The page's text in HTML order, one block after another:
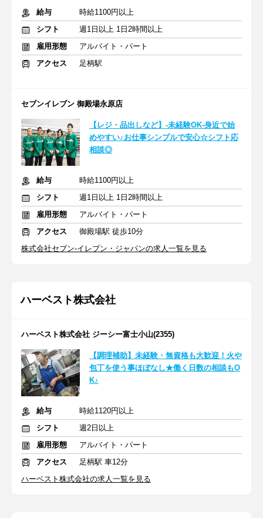
給与
時給1100円以上
シフト
週1日以上 1日2時間以上
雇用形態
アルバイト・パート
アクセス
足柄駅
セブンイレブン 御殿場永原店
【レジ・品出しなど】-未経験OK-身近で始
めやすい♪お仕事シンプルで安心☆シフト応
相談◎
給与
時給1100円以上
シフト
週1日以上 1日2時間以上
雇用形態
アルバイト・パート
アクセス
御殿場駅 徒歩10分
株式会社セブン-イレブン・ジャパンの求人一覧を見る
ハーベスト株式会社
ハーベスト株式会社 ジーシー富士小山(2355)
【調理補助】未経験・無資格も大歓迎！火や
包丁を使う事ほぼなし★働く日数の相談もO
K♪
給与
時給1120円以上
シフト
週2日以上
雇用形態
アルバイト・パート
アクセス
足柄駅 車12分
ハーベスト株式会社の求人一覧を見る